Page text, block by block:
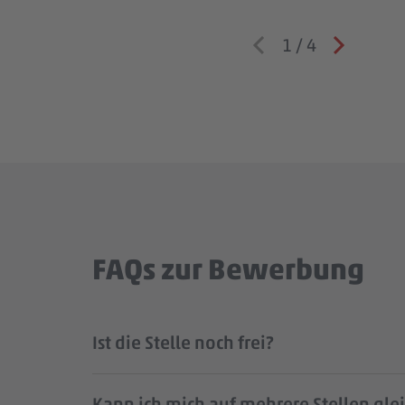
1 / 4
FAQs zur Bewerbung
Ist die Stelle noch frei?